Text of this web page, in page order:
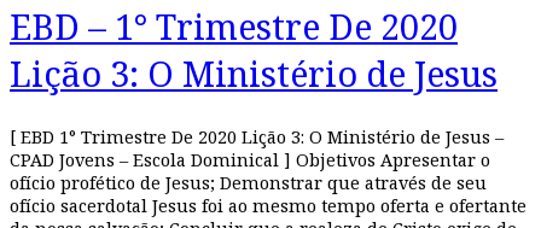
EBD – 1° Trimestre De 2020
Lição 3: O Ministério de Jesus
[ EBD 1° Trimestre De 2020 Lição 3: O Ministério de Jesus –
CPAD Jovens – Escola Dominical ] Objetivos Apresentar o
ofício profético de Jesus; Demonstrar que através de seu
ofício sacerdotal Jesus foi ao mesmo tempo oferta e ofertante